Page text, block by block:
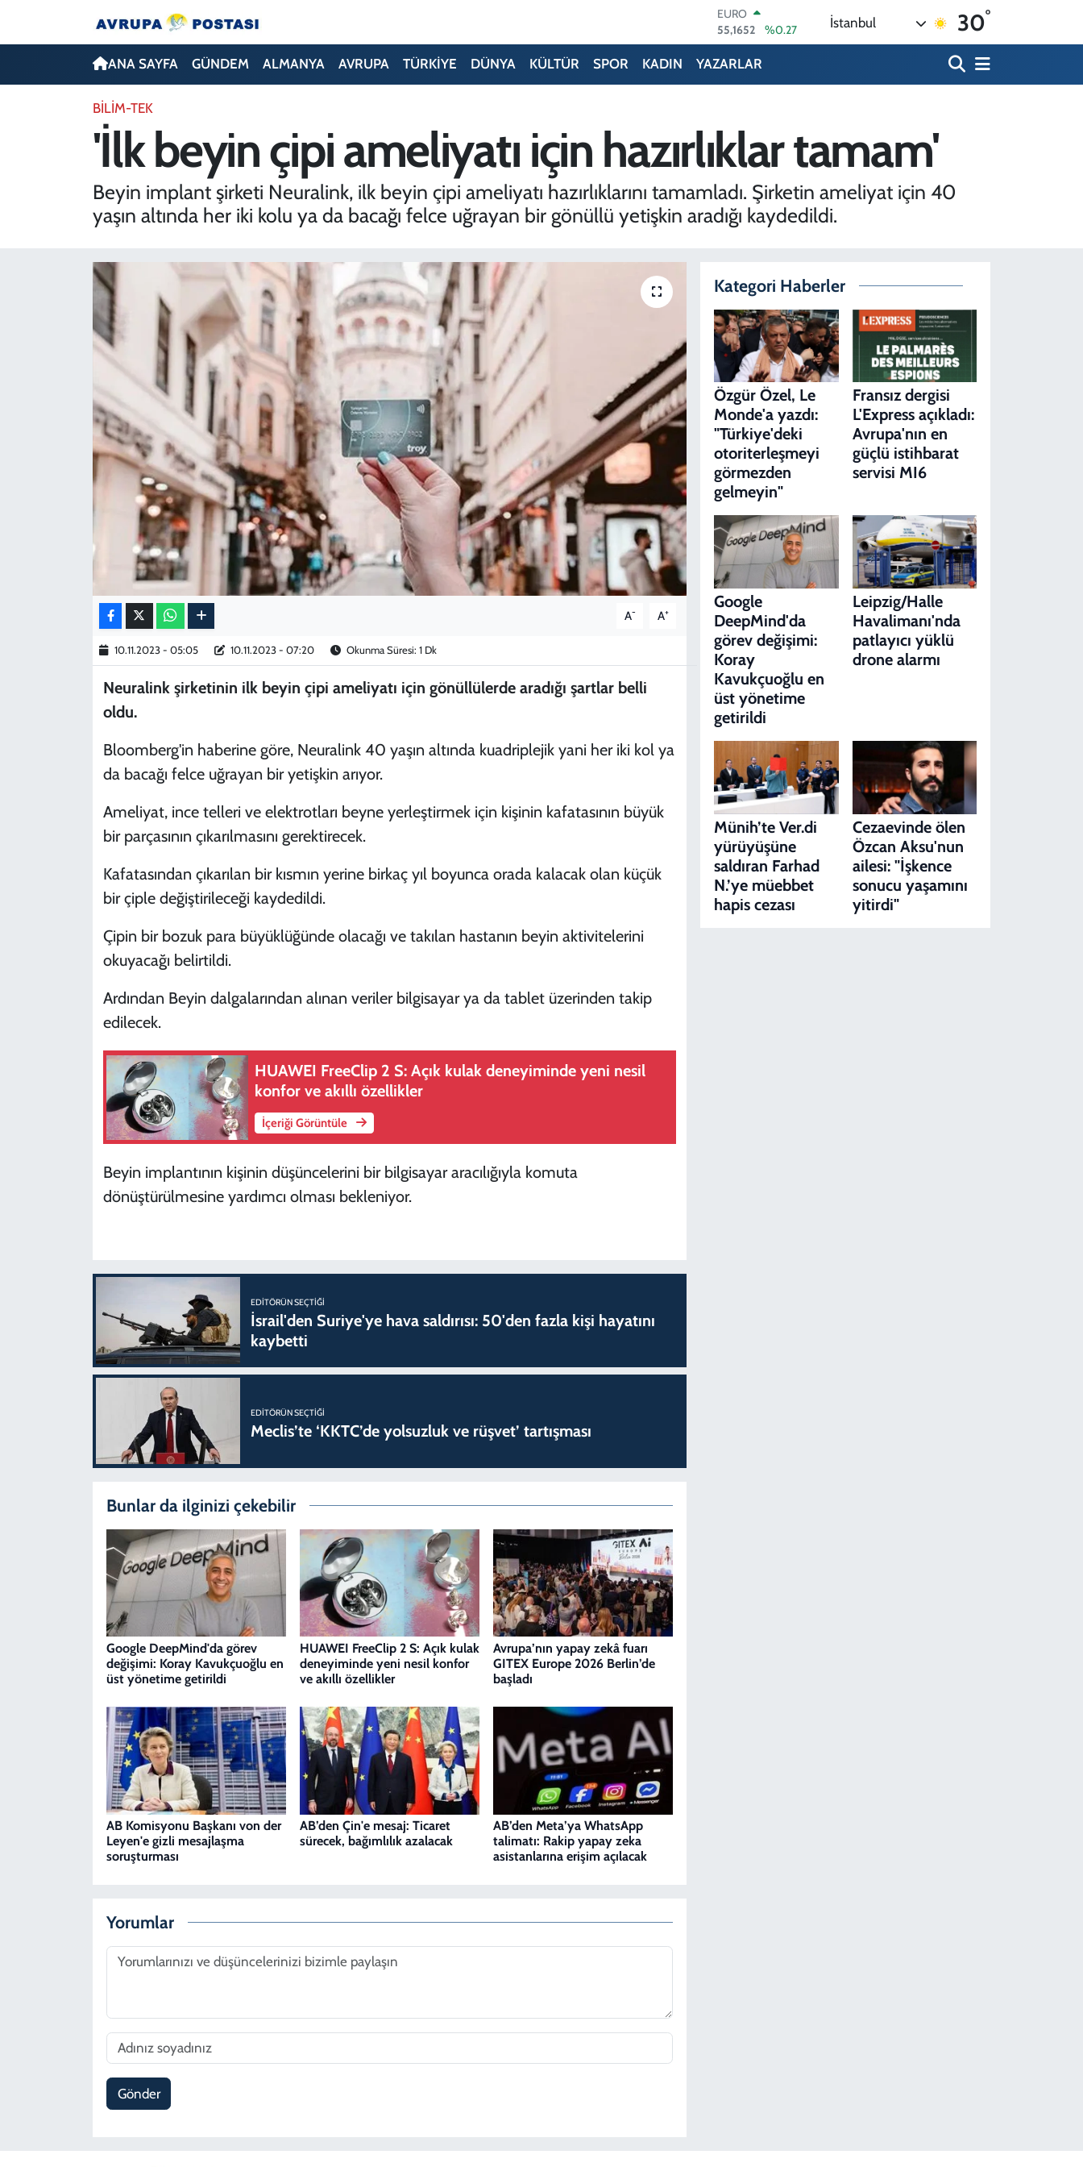
55,1652
STERLİN
64,4046
%0.35
GRAM ALTIN
BITCOIN
65.130,04
%1.2
DOLAR
İstanbul 30°
ANA SAYFA GÜNDEM ALMANYA AVRUPA TÜRKİYE DÜNYA KÜLTÜR SPOR KADIN YAZARLAR
BİLİM-TEK
'İlk beyin çipi ameliyatı için hazırlıklar tamam'
Beyin implant şirketi Neuralink, ilk beyin çipi ameliyatı hazırlıklarını tamamladı. Şirketin ameliyat için 40
yaşın altında her iki kolu ya da bacağı felce uğrayan bir gönüllü yetişkin aradığı kaydedildi.
A- A+
10.11.2023 - 05:05 10.11.2023 - 07:20 Okunma Süresi: 1 Dk
Neuralink şirketinin ilk beyin çipi ameliyatı için gönüllülerde aradığı şartlar belli
oldu.
Bloomberg'in haberine göre, Neuralink 40 yaşın altında kuadriplejik yani her iki kol ya
da bacağı felce uğrayan bir yetişkin arıyor.
Ameliyat, ince telleri ve elektrotları beyne yerleştirmek için kişinin kafatasının büyük
bir parçasının çıkarılmasını gerektirecek.
Kafatasından çıkarılan bir kısmın yerine birkaç yıl boyunca orada kalacak olan küçük
bir çiple değiştirileceği kaydedildi.
Çipin bir bozuk para büyüklüğünde olacağı ve takılan hastanın beyin aktivitelerini
okuyacağı belirtildi.
Ardından Beyin dalgalarından alınan veriler bilgisayar ya da tablet üzerinden takip
edilecek.
HUAWEI FreeClip 2 S: Açık kulak deneyiminde yeni nesil
konfor ve akıllı özellikler
İçeriği Görüntüle
Beyin implantının kişinin düşüncelerini bir bilgisayar aracılığıyla komuta
dönüştürülmesine yardımcı olması bekleniyor.
EDITÖRÜN SEÇTIĞI
İsrail'den Suriye'ye hava saldırısı: 50'den fazla kişi hayatını
kaybetti
EDITÖRÜN SEÇTIĞI
Meclis’te ‘KKTC’de yolsuzluk ve rüşvet’ tartışması
Bunlar da ilginizi çekebilir
Google DeepMind'da görev
değişimi: Koray Kavukçuoğlu en
üst yönetime getirildi
HUAWEI FreeClip 2 S: Açık kulak
deneyiminde yeni nesil konfor
ve akıllı özellikler
Avrupa’nın yapay zekâ fuarı
GITEX Europe 2026 Berlin’de
başladı
AB Komisyonu Başkanı von der
Leyen'e gizli mesajlaşma
soruşturması
AB’den Çin'e mesaj: Ticaret
sürecek, bağımlılık azalacak
AB’den Meta’ya WhatsApp
talimatı: Rakip yapay zeka
asistanlarına erişim açılacak
Yorumlar
Gönder
Kategori Haberler
Özgür Özel, Le
Monde'a yazdı:
"Türkiye'deki
otoriterleşmeyi
görmezden
gelmeyin"
Fransız dergisi
L'Express açıkladı:
Avrupa'nın en
güçlü istihbarat
servisi MI6
Google
DeepMind'da
görev değişimi:
Koray
Kavukçuoğlu en
üst yönetime
getirildi
Leipzig/Halle
Havalimanı'nda
patlayıcı yüklü
drone alarmı
Münih’te Ver.di
yürüyüşüne
saldıran Farhad
N.’ye müebbet
hapis cezası
Cezaevinde ölen
Özcan Aksu'nun
ailesi: "İşkence
sonucu yaşamını
yitirdi"
ANA SAYFA
GÜNDEM
ALMANYA
AVRUPA
TÜRKİYE
KÜLTÜR
YAZARLAR
Nöbetçi Eczaneler
Hava Durumu
İstanbul Namaz Vakitleri
Trafik Durumu
Avrupa Ligi Puan Durumu ve Fikstür
Tüm Manşetler
Son Dakika Haberleri
Haber Arşivi